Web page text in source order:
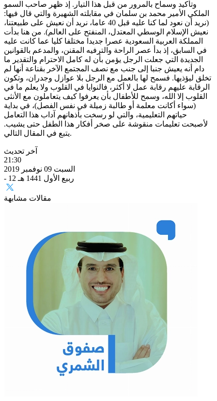
وتأكيد وسماح بالمرور من قبل هذا التيار. إذ ظهر صاحب السمو
الملكي الأمير محمد بن سلمان في مقابلته الشهيرة والتي قال فيها:
(نريد أن نعود لما كنا عليه قبل 40 عاما، نريد أن نعيش على طبيعتنا،
نعيش الإسلام الوسطي المعتدل، المنفتح على العالم). من هنا بدأت
المملكة العربية السعودية عصرا جديدا مختلفا كليا عما كانت عليه
في السابق، إذ بدأ عصر الراحة والترفيه المقنن، والمدعم بالقوانين
الجديدة التي جعلت الرجل يؤمن بأن له كامل الاحترام والتقدير ما
دام أنه يعيش جنبا إلى جنب مع نصف المجتمع الآخر بقناعة أنها لم
تخلق ليؤذيها. فسمح لها بالعمل مع الرجل بلا عوازل وجدران، وتكون
الرقابة عليهم رقابة عمل لا أكثر، فالنوايا في القلوب ولا يعلم ما في
القلوب إلا الله، وسمح للأطفال بأن يعرفوا كيف يتعاملون مع الأنثى
(سواء أكانت معلمة أو طالبة زميلة في نفس الفصل)، في بداية
حياتهم التعليمية، والتي لو رسخت بأذهانهم آداب هذا التعامل
لأصبحت تعليمات منقوشة على صخر أفكار هذا الطفل حتى يشيب.
يتبع في المقال التالي.
آخر تحديث
21:30
السبت 09 نوفمبر 2019
- 12 ربيع الأول 1441 هـ
مقالات مشابهة